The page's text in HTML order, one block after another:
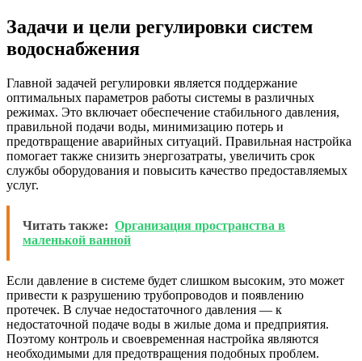
Задачи и цели регулировки систем
водоснабжения
Главной задачей регулировки является поддержание
оптимальных параметров работы системы в различных
режимах. Это включает обеспечение стабильного давления,
правильной подачи воды, минимизацию потерь и
предотвращение аварийных ситуаций. Правильная настройка
помогает также снизить энергозатраты, увеличить срок
службы оборудования и повысить качество предоставляемых
услуг.
Читать также: Организация пространства в
маленькой ванной
Если давление в системе будет слишком высоким, это может
привести к разрушению трубопроводов и появлению
протечек. В случае недостаточного давления — к
недостаточной подаче воды в жилые дома и предприятия.
Поэтому контроль и своевременная настройка являются
необходимыми для предотвращения подобных проблем.